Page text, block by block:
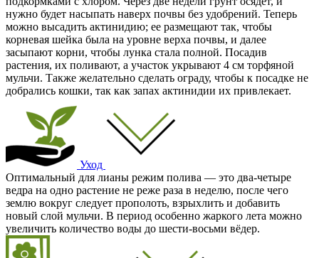
нужно будет насыпать наверх почвы без удобрений. Теперь
можно высадить актинидию; ее размещают так, чтобы
корневая шейка была на уровне верха почвы, и далее
засыпают корни, чтобы лунка стала полной. Посадив
растения, их поливают, а участок укрывают 4 см торфяной
мульчи. Также желательно сделать ограду, чтобы к посадке не
добрались кошки, так как запах актинидии их привлекает.
Уход
Оптимальный для лианы режим полива — это два-четыре
ведра на одно растение не реже раза в неделю, после чего
землю вокруг следует прополоть, взрыхлить и добавить
новый слой мульчи. В период особенно жаркого лета можно
увеличить количество воды до шести-восьми вёдер.